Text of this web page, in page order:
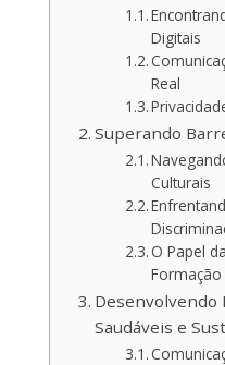
Digitais
Real
Superando
Culturais
O Papel
Desenvolvendo
Saudáveis ​​e